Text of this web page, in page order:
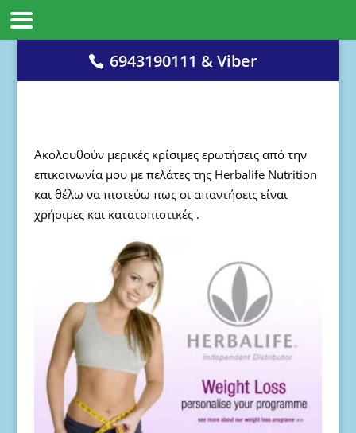
6943190111 & Viber
Aκολουθούν μερικές κρίσιμες ερωτήσεις από την
επικοινωνία μου με πελάτες της Herbalife Nutrition
και θέλω να πιστεύω πως οι απαντήσεις είναι
χρήσιμες και κατατοπιστικές .